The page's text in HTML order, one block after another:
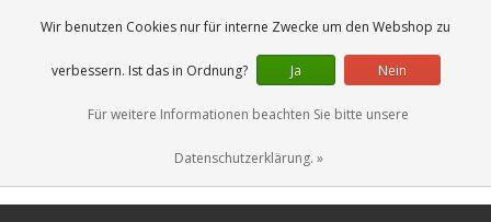
0 Artikel
DE
Wir benutzen Cookies nur für interne Zwecke um den Webshop zu
verbessern. Ist das in Ordnung? Ja Nein
Für weitere Informationen beachten Sie bitte unsere
Datenschutzerklärung. »